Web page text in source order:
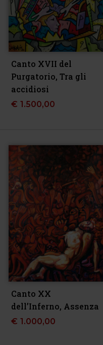
Canto XVII del
Purgatorio, Tra gli
accidiosi
€ 1.500,00
Canto XX
dell’Inferno, Assenza
€ 1.000,00